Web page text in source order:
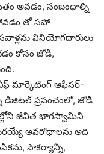
అవడం, సంబంధాల్ని
తో సహా
వినియోగదారులు
కోసం జోడీ,
మార్కెటింగ్ ఆఫీసర్-
డిజిటల్ ప్రపంచంలో, జోడీ
జీవిత భాగస్వామిని
అవరోధాలను అది
సౌకర్యాన్నీ,